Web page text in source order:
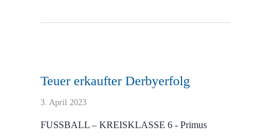
Teuer erkaufter Derbyerfolg
3. April 2023
FUSSBALL – KREISKLASSE 6 - Primus